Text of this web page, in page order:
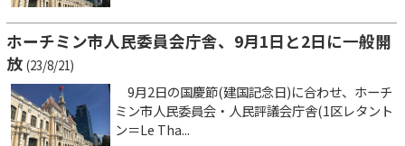
ホーチミン市人民委員会庁舎、9月1日と2日に一般開
放 (23/8/21)
9月2日の国慶節(建国記念日)に合わせ、ホーチ
ミン市人民委員会・人民評議会庁舎(1区レタント
ン＝Le Tha...